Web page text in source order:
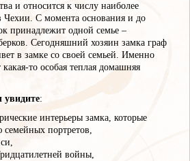
и относится к числу наиболее
Чехии. С момента основания и до
принадлежит одной семье –
Сегодняшний хозяин замка граф
в замке со своей семьей. Именно
то особая теплая домашняя
увидите:
интерьеры замка, которые
семейных портретов,
войны,